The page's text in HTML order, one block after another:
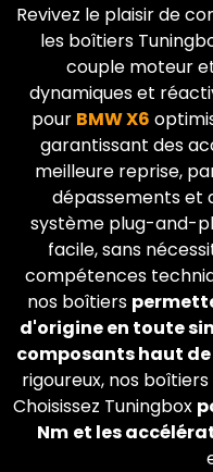
Revivez le plaisir de
les boîtiers
couple moteur
dynamiques et
pour BMWX6
garantissant des
meilleure reprise,
dépassements et
système plug-and-
facile, sans
compétences
nos boîtiers
d'origine en toute
composants haut
rigoureux, nos
Choisissez Tuningbox
Nm et les